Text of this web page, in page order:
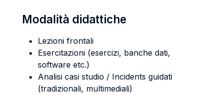
Modalità didattiche
Lezioni frontali
Esercitazioni (esercizi, banche dati,
software etc.)
Analisi casi studio / Incidents guidati
(tradizionali, multimediali)